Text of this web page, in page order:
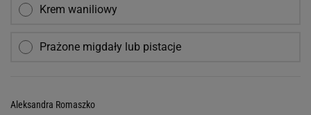
Krem waniliowy
Prażone migdały lub pistacje
Aleksandra Romaszko